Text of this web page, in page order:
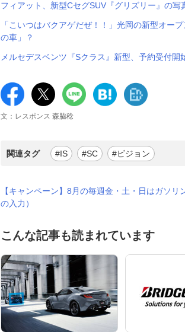
フィアット、新型CセグSUV『グリズリー』の
「こいつはバクアゲだぜ！！」光岡の新型オー
の車」？
メルセデスベンツ『Sクラス』新型、予約受付
文：レスポンス 森脇稔
関連タグ #IS #SC #ビジョン
【キャンペーン】8月の毎週金・土・日はガソ
の入力）
こんな記事も読まれています